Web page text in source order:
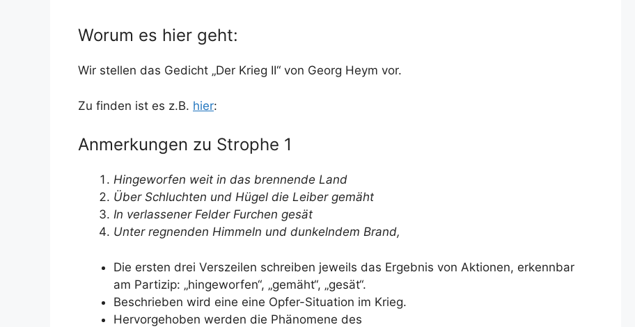
Worum es hier geht:
Wir stellen das Gedicht „Der Krieg II“ von Georg Heym vor.
Zu finden ist es z.B. hier:
Anmerkungen zu Strophe 1
Hingeworfen weit in das brennende Land
Über Schluchten und Hügel die Leiber gemäht
In verlassener Felder Furchen gesät
Unter regnenden Himmeln und dunkelndem Brand,
Die ersten drei Verszeilen schreiben jeweils das Ergebnis von Aktionen, erkennbar
am Partizip: „hingeworfen“, „gemäht“, „gesät“.
Beschrieben wird eine eine Opfer-Situation im Krieg.
Hervorgehoben werden die Phänomene des